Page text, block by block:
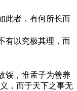
此者，有何所长而
有以究极其理，而
馁，惟孟子为善养
，而于天下之事无